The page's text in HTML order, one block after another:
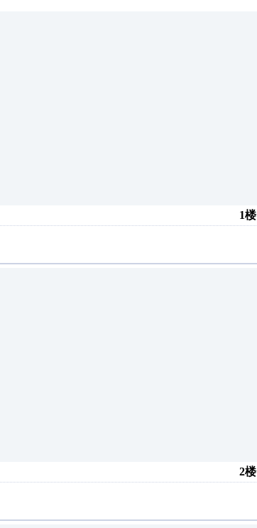
1楼
2楼